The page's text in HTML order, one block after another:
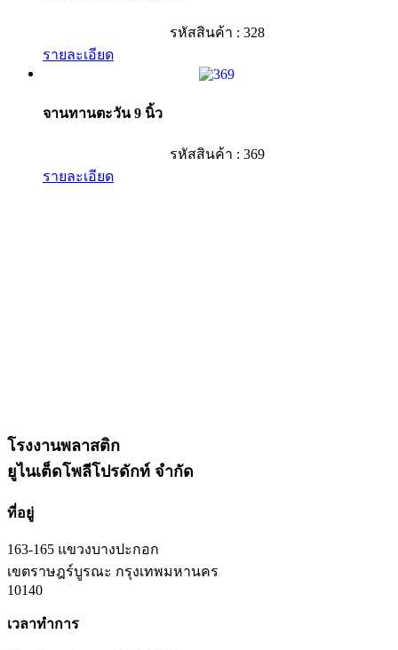
รหัสสินค้า : 328
รายละเอียด
จานทานตะวัน 9 นิ้ว
รหัสสินค้า : 369
รายละเอียด
โรงงานพลาสติก
ยูไนเต็ดโพลีโปรดักท์ จำกัด
ที่อยู่
163-165 แขวงบางปะกอก
เขตราษฎร์บูรณะ กรุงเทพมหานคร
10140
เวลาทำการ